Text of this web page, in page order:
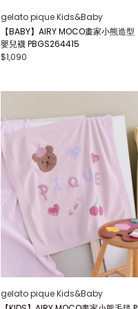
gelato pique Kids&Baby
【BABY】AIRY MOCO畫家小熊造型
嬰兒襪 PBGS264415
$1,090
gelato pique Kids&Baby